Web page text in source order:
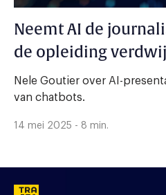
Neemt AI de
de opleiding
Nele Goutier over AI-
van chatbots.
14 mei 2025 - 8 min.